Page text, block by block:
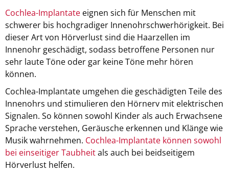
Cochlea-Implantate eignen sich für Menschen mit
schwerer bis hochgradiger Innenohrschwerhörigkeit. Bei
dieser Art von Hörverlust sind die Haarzellen im
Innenohr geschädigt, sodass betroffene Personen nur
sehr laute Töne oder gar keine Töne mehr hören
können.
Cochlea-Implantate umgehen die geschädigten Teile des
Innenohrs und stimulieren den Hörnerv mit elektrischen
Signalen. So können sowohl Kinder als auch Erwachsene
Sprache verstehen, Geräusche erkennen und Klänge wie
Musik wahrnehmen. Cochlea-Implantate können sowohl
bei einseitiger Taubheitals auch bei beidseitigem
Hörverlust helfen.